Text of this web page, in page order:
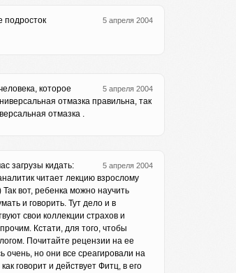
5 апреля 2004
подросток
5 апреля 2004
которое
отмазка правильна, так
отмазка .
5 апреля 2004
загрузы кидать:
читает лекцию взрослому
вот, ребенка можно научить
и говорить. Тут дело и в
свои коллекции страхов и
Кстати, для того, чтобы
Почитайте рецензии на ее
очень, но они все среагировали на
говорит и действует Фитц, в его